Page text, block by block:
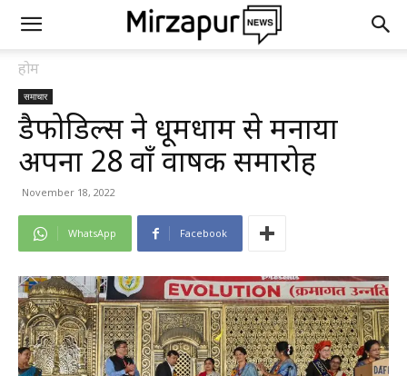
होम
समाचार
डैफोडिल्स ने धूमधाम से मनाया
अपना 28 वाँ वार्षिक समारोह
November 18, 2022
WhatsApp Facebook